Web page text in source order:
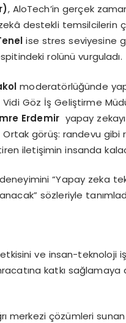
, AloTech’in gerçek
destekli temsilcilerin
ise stres seviyesine
rolünü vurguladı.
moderatörlüğünde
Vidi Göz İş Geliştirme
Erdemir yapay
Ortak görüş: randevu gibi
iletişimin insanda
“Yapay zeka
sözleriyle
ve insan-teknoloji
katkı
merkezi çözümleri